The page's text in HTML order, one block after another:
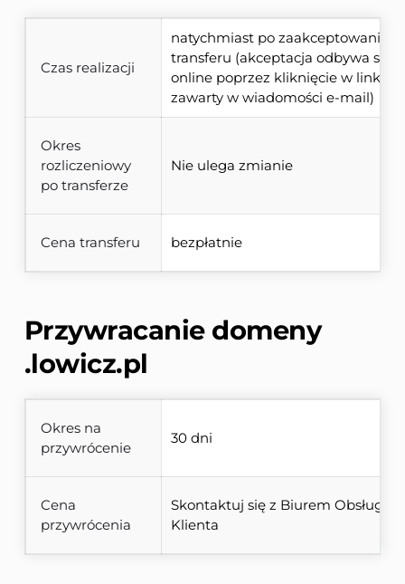
Czas realizacji
natychmiast po zaakceptowaniu
transferu (akceptacja odbywa się
online poprzez kliknięcie w link
zawarty w wiadomości e-mail)
Okres
rozliczeniowy
po transferze
Nie ulega zmianie
Cena transferu bezpłatnie
Przywracanie domeny
.lowicz.pl
Okres na
przywrócenie
30 dni
Cena
przywrócenia
Skontaktuj się z Biurem Obsługi
Klienta